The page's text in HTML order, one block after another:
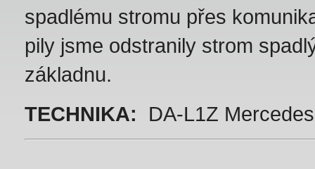
spadlému stromu přes
pily jsme odstranily strom
základnu.
TECHNIKA: DA-L1Z